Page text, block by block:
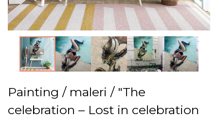
Painting / maleri / "The
celebration – Lost in celebration